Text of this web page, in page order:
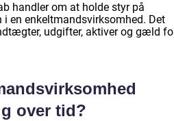
handler om at holde styr på
en enkeltmandsvirksomhed. Det
udgifter, aktiver og gæld
over tid?